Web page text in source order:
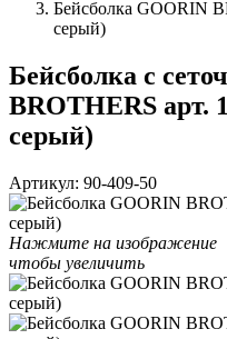
Бейсболка GOORIN
серый)
Бейсболка с
BROTHERS арт.
серый)
Артикул: 90-409-50
Нажмите на изображение
чтобы увеличить